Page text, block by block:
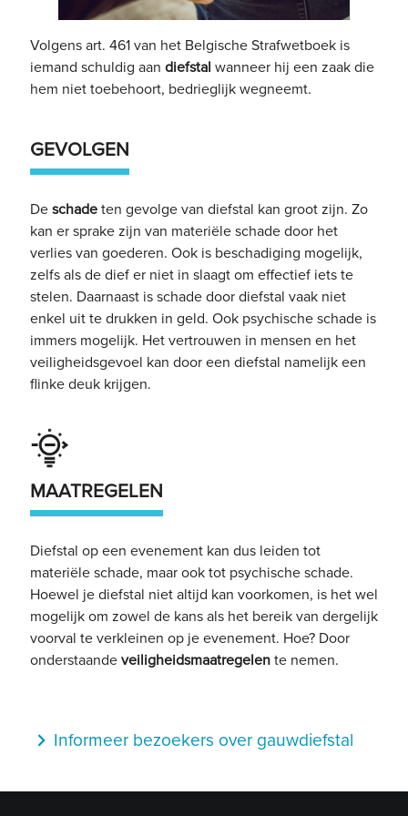
Volgens art. 461 van het Belgische Strafwetboek is
iemand schuldig aan diefstal wanneer hij een zaak die
hem niet toebehoort, bedrieglijk wegneemt.
GEVOLGEN
De schadeten gevolge van diefstal kan groot zijn. Zo
kan er sprake zijn van materiële schade door het
verlies van goederen. Ook is beschadiging mogelijk,
zelfs als de dief er niet in slaagt om effectief iets te
stelen. Daarnaast is schade door diefstal vaak niet
enkel uit te drukken in geld. Ook psychische schade is
immers mogelijk. Het vertrouwen in mensen en het
veiligheidsgevoel kan door een diefstal namelijk een
flinke deuk krijgen.
MAATREGELEN
Diefstal op een evenement kan dus leiden tot
materiële schade, maar ook tot psychische schade.
Hoewel je diefstal niet altijd kan voorkomen, is het wel
mogelijk om zowel de kans als het bereik van dergelijk
voorval te verkleinen op je evenement. Hoe? Door
onderstaande veiligheidsmaatregelente nemen.
navigate_next Informeer bezoekers over gauwdiefstal